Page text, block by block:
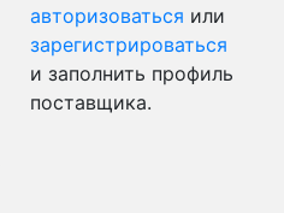
авторизоваться или
зарегистрироваться
и заполнить профиль
поставщика.